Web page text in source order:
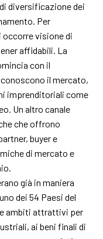
diversificazione dei
Per
occorre visione di
affidabili. La
con il
il mercato,
imprenditoriali come
Un altro canale
che offrono
buyer e
di mercato e
già in maniera
dei 54 Paesi del
ambiti attrattivi per
ai beni finali di